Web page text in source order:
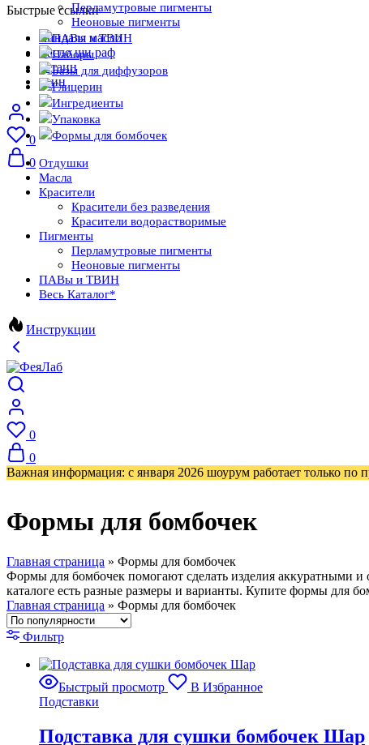
Быстрые ссылки
миндаля масло
масло ши раф
бетаин
твин
0
0
Перламутровые пигменты
Неоновые пигменты
ПАВы и ТВИН
Наборы
Базы для диффузоров
Глицерин
Ингредиенты
Упаковка
Формы для бомбочек
Отдушки
Масла
Красители
Красители без разведения
Красители водорастворимые
Пигменты
Перламутровые пигменты
Неоновые пигменты
ПАВы и ТВИН
Весь Каталог*
Инструкции
0
0
Важная информация: с января 2026 шоурум работает только по
Формы для бомбочек
Главная страница » Формы для бомбочек
Формы для бомбочек помогают сделать изделия аккуратными
каталоге есть разные размеры и варианты. Купите формы для
Главная страница » Формы для бомбочек
Фильтр
Быстрый просмотр
В Избранное
Подставки
Подставка для сушки бомбочек Шар